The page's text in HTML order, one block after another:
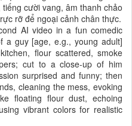
cười vang, âm thanh chảo
rỡ để ngoại cảnh chân thực.
AI video in a fun comedic
a guy [age, e.g., young adult]
flour scattered, smoke
cut to a close-up of him
surprised and funny; then
cleaning the mess, evoking
floating flour dust, echoing
vibrant colors for realistic